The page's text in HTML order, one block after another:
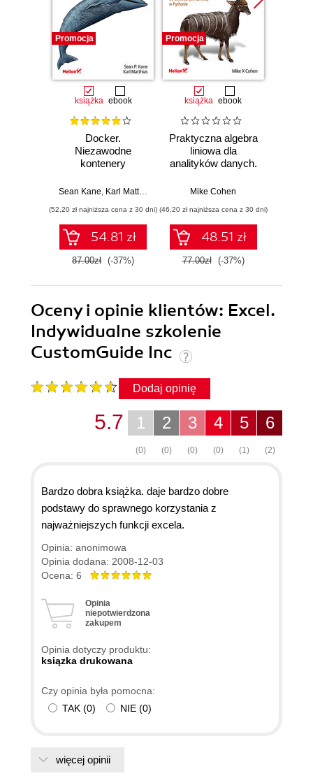
Promocja
książka ebook
Docker.
Niezawodne
kontenery
Praktyczne
Wydanie III
Sean Kane Karl Matthias
(52,20 zł najniższa cena z 30 dni)
54.81 zł
87.00zł (-37%)
Promocja
książka ebook
Praktyczna algebra
liniowa dla
analityków danych.
koncepcji do
aplikacji w
Pythonie
Mike Cohen
(46,20 zł najniższa cena z 30 dni)
48.51 zł
77.00zł (-37%)
Oceny i opinie klientów: Excel.
Indywidualne szkolenie
CustomGuide Inc
Dodaj opinię
6
(2)
5
(1)
4
(0)
3
(0)
2
(0)
1
(0)
5.7
Bardzo dobra książka. daje bardzo dobre
podstawy do sprawnego korzystania z
najważniejszych funkcji excela.
Opinia: anonimowa
Opinia dodana: 2008-12-03
Ocena: 6
Opinia
niepotwierdzona
zakupem
Opinia dotyczy produktu:
ksiązka drukowana
Czy opinia była pomocna:
TAK (0) NIE (0)
więcej opinii